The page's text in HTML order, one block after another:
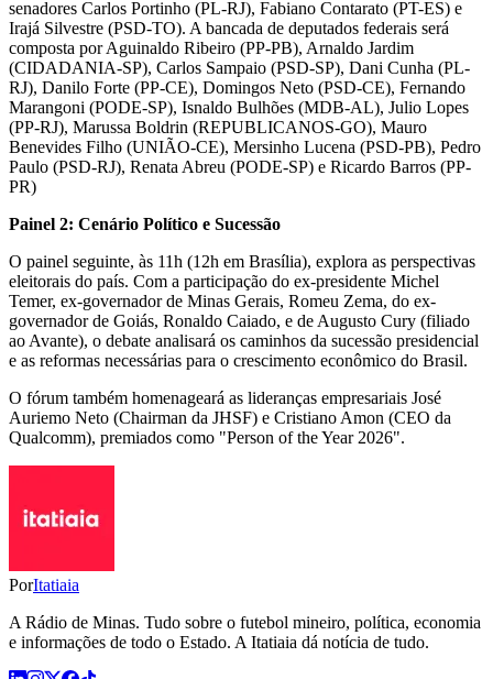
senadores Carlos Portinho (PL-RJ), Fabiano Contarato (PT-ES) e
Irajá Silvestre (PSD-TO). A bancada de deputados federais será
composta por Aguinaldo Ribeiro (PP-PB), Arnaldo Jardim
(CIDADANIA-SP), Carlos Sampaio (PSD-SP), Dani Cunha (PL-
RJ), Danilo Forte (PP-CE), Domingos Neto (PSD-CE), Fernando
Marangoni (PODE-SP), Isnaldo Bulhões (MDB-AL), Julio Lopes
(PP-RJ), Marussa Boldrin (REPUBLICANOS-GO), Mauro
Benevides Filho (UNIÃO-CE), Mersinho Lucena (PSD-PB), Pedro
Paulo (PSD-RJ), Renata Abreu (PODE-SP) e Ricardo Barros (PP-
PR)
Painel 2: Cenário Político e Sucessão
O painel seguinte, às 11h (12h em Brasília), explora as perspectivas
eleitorais do país. Com a participação do ex-presidente Michel
Temer, ex-governador de Minas Gerais, Romeu Zema, do ex-
governador de Goiás, Ronaldo Caiado, e de Augusto Cury (filiado
ao Avante), o debate analisará os caminhos da sucessão presidencial
e as reformas necessárias para o crescimento econômico do Brasil.
O fórum também homenageará as lideranças empresariais José
Auriemo Neto (Chairman da JHSF) e Cristiano Amon (CEO da
Qualcomm), premiados como "Person of the Year 2026".
PorItatiaia
A Rádio de Minas. Tudo sobre o futebol mineiro, política, economia
e informações de todo o Estado. A Itatiaia dá notícia de tudo.